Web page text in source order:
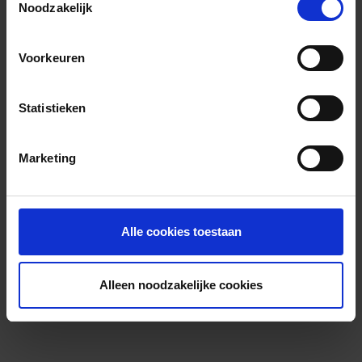
Noodzakelijk
Voorkeuren
Statistieken
Marketing
Alle cookies toestaan
Alleen noodzakelijke cookies